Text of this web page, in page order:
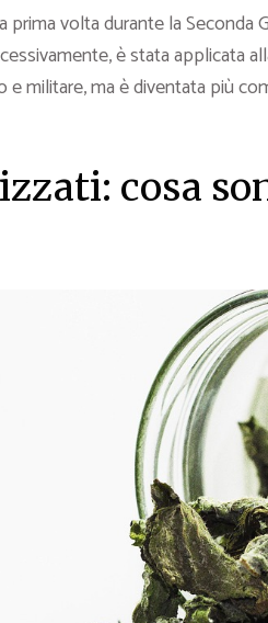
prima volta durante la Seconda
è stata applicata
militare, ma è diventata più
cosa